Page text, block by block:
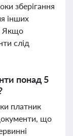
зберігання
інших
Якщо
слід
понад 5
платник
що